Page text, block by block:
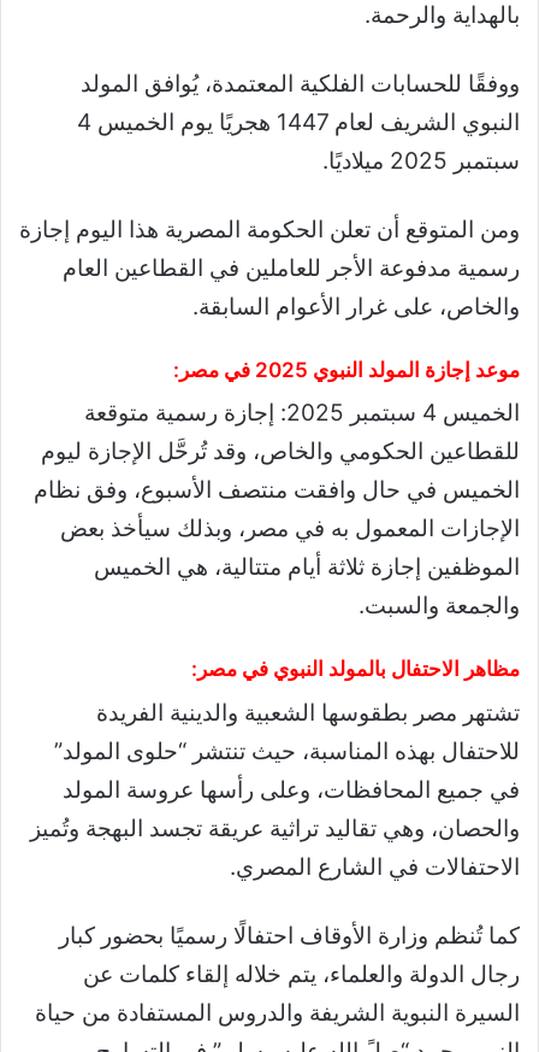
بالهداية والرحمة.
ووفقًا للحسابات الفلكية المعتمدة، يُوافق المولد
النبوي الشريف لعام 1447 هجريًا يوم الخميس 4
سبتمبر 2025 ميلاديًا.
ومن المتوقع أن تعلن الحكومة المصرية هذا اليوم إجازة
رسمية مدفوعة الأجر للعاملين في القطاعين العام
والخاص، على غرار الأعوام السابقة.
موعد إجازة المولد النبوي 2025 في مصر:
الخميس 4 سبتمبر 2025: إجازة رسمية متوقعة
للقطاعين الحكومي والخاص، وقد تُرحَّل الإجازة ليوم
الخميس في حال وافقت منتصف الأسبوع، وفق نظام
الإجازات المعمول به في مصر، وبذلك سيأخذ بعض
الموظفين إجازة ثلاثة أيام متتالية، هي الخميس
والجمعة والسبت.
مظاهر الاحتفال بالمولد النبوي في مصر:
تشتهر مصر بطقوسها الشعبية والدينية الفريدة
للاحتفال بهذه المناسبة، حيث تنتشر “حلوى المولد”
في جميع المحافظات، وعلى رأسها عروسة المولد
والحصان، وهي تقاليد تراثية عريقة تجسد البهجة وتُميز
الاحتفالات في الشارع المصري.
كما تُنظم وزارة الأوقاف احتفالًا رسميًا بحضور كبار
رجال الدولة والعلماء، يتم خلاله إلقاء كلمات عن
السيرة النبوية الشريفة والدروس المستفادة من حياة